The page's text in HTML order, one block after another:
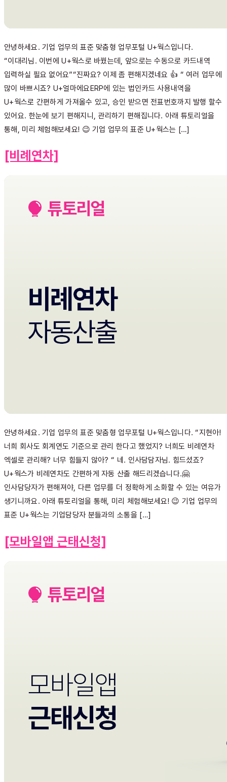
안녕하세요. 기업 업무의 표준 맞춤형 업무포털 U+웍스입니다.
“이대리님. 이번에 U+웍스로 바꿨는데, 앞으로는 수동으로 카드내역
입력하실 필요 없어요”“진짜요? 이제 좀 편해지겠네요 👍 “ 여러 업무에
많이 바쁘시죠? U+얼마에요ERP에 있는 법인카드 사용내역을
U+웍스로 간편하게 가져올수 있고, 승인 받으면 전표번호까지 발행 할수
있어요. 한눈에 보기 편해지니, 관리하기 편해집니다. 아래 튜토리얼을
통해, 미리 체험해보세요! 😉 기업 업무의 표준 U+웍스는 […]
[비례연차]
안녕하세요. 기업 업무의 표준 맞춤형 업무포털 U+웍스입니다. “지현아!
너희 회사도 회계연도 기준으로 관리 한다고 했었지? 너희도 비례연차
엑셀로 관리해? 너무 힘들지 않아? “ 네. 인사담담자님. 힘드셨죠?
U+웍스가 비례연차도 간편하게 자동 산출 해드리겠습니다.🤗
인사담당자가 편해져야, 다른 업무를 더 정확하게 소화할 수 있는 여유가
생기니까요. 아래 튜토리얼을 통해, 미리 체험해보세요! 😉 기업 업무의
표준 U+웍스는 기업담당자 분들과의 소통을 […]
[모바일앱 근태신청]